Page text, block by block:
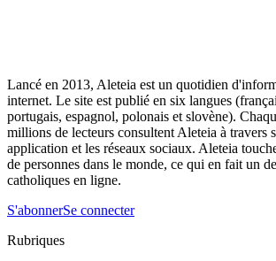
Lancé en 2013, Aleteia est un quotidien
internet. Le site est publié en six langues
portugais, espagnol, polonais et slovène).
millions de lecteurs consultent Aleteia à travers
application et les réseaux sociaux. Aleteia
de personnes dans le monde, ce qui en fait un
catholiques en ligne.
S'abonnerSe connecter
Rubriques